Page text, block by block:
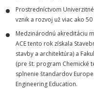
Prostredníctvom
vznik a rozvoj už viac ako
Medzinárodnú akreditáciu
ACE tento rok získala
stavby a architektúra) a
(pre št. program Chemické
splnenie štandardov
Engineering Education.